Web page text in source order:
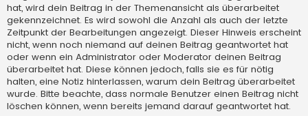
hat, wird dein Beitrag in der Themenansicht als überarbeitet
gekennzeichnet. Es wird sowohl die Anzahl als auch der letzte
Zeitpunkt der Bearbeitungen angezeigt. Dieser Hinweis erscheint
nicht, wenn noch niemand auf deinen Beitrag geantwortet hat
oder wenn ein Administrator oder Moderator deinen Beitrag
überarbeitet hat. Diese können jedoch, falls sie es für nötig
halten, eine Notiz hinterlassen, warum dein Beitrag überarbeitet
wurde. Bitte beachte, dass normale Benutzer einen Beitrag nicht
löschen können, wenn bereits jemand darauf geantwortet hat.